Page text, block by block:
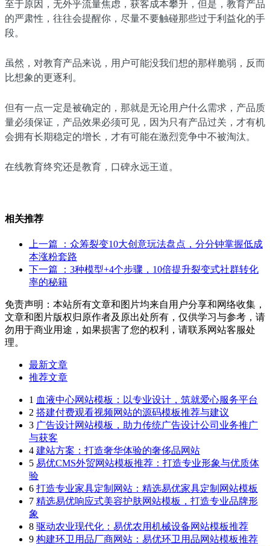
至于原因，无外乎流量焦虑，获客成本攀升，但是，教育产品
的严肃性，往往会提醒你，尽量不要触碰那些过于利益化的手
段。
虽然，对教育产品来说，用户可能没我们想的那样脆弱，反而
比想象的更逐利。
但有一点一定是被确定的，那就是无论用户什么需求，产品质
量必须保证，产品效果必须可见，因为只有产品过关，才有机
会拥有长期稳定的增长，才有可能在激烈竞争中不被淘汰。
在线教育终究还是教育，口碑永远王道。
相关推荐
上一篇
：众筹裂变10大创意玩法盘点，分分钟掌握低成
本涨粉套路
下一篇
：3种模型+4个步骤，10倍提升裂变式社群转化
率的秘籍
免责声明：本站所有文章和图片均来自用户分享和网络收集，
文章和图片版权归原作者及原出处所有，仅供学习与参考，请
勿用于商业用途，如果损害了您的权利，请联系网站客服处
理。
最新文章
推荐文章
1 血液中心网站模板：以专业设计，筑就爱心服务平台
2 搭建付费观看视频网站的源码模板推荐与建议
3 广告设计网站模板，助力传统广告设计公司业务推广
与获客
4 建站方案：打造奢华体验的奢侈品网站
5 易优CMS外贸网站模板推荐：打造专业形象与优质体
验
6 打造专业家具定制网站：精选易优家具定制网站模板
7 精选易优响应式美容护肤网站模板，打造专业品牌形
象
8 驱动农业现代化：易优农用机械设备网站模板推荐
9 构建环卫用品厂商网站：易优环卫用品网站模板推荐